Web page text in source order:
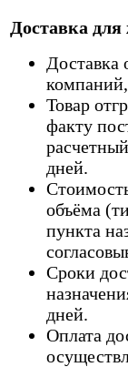
Доставка
Доставка
Товар
факту
дней.
объёма
пункта
Сроки
дней.
Оплата